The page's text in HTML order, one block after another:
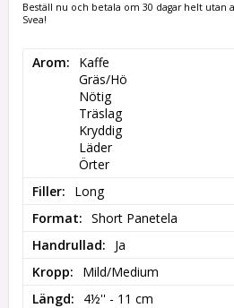
Beställ nu och betala om 30 dagar helt utan
Svea!
Arom
Kaffe
Gräs/Hö
Nötig
Träslag
Kryddig
Läder
Örter
Filler
Long
Format
Short Panetela
Handrullad
Ja
Kropp
Mild/Medium
Längd
4½'' - 11 cm